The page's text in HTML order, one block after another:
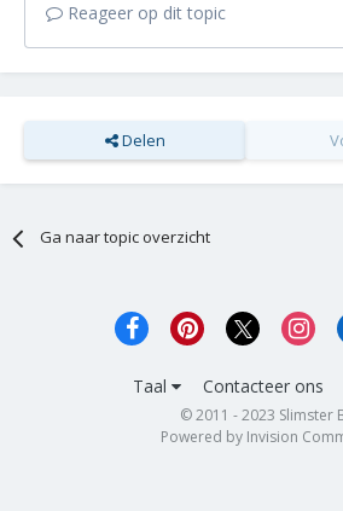
Reageer op dit topic
Delen
Ga naar topic overzicht
Taal Contacteer ons
© 2011 - 2023 Slimster
Powered by Invision